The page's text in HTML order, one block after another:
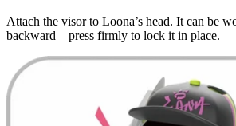
Attach the visor to Loona’s head. It can be
backward—press firmly to lock it in place.